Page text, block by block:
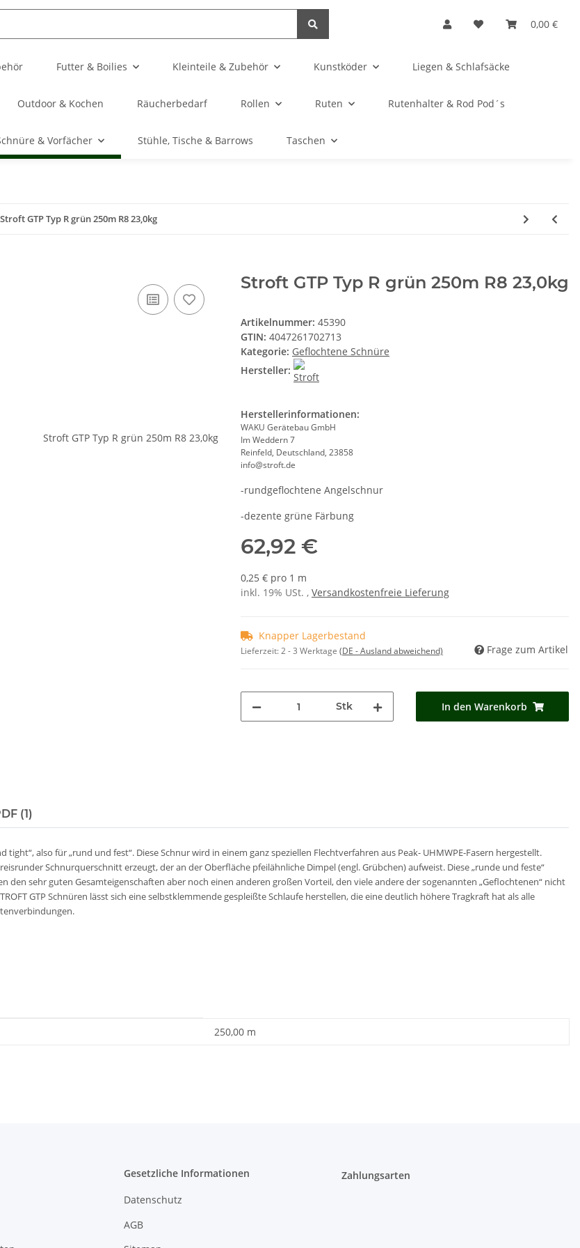
0,00 €
Futter & Boilies Kleinteile & Zubehör Kunstköder Liegen & Schlafsäcke
Outdoor & Kochen Räucherbedarf Rollen Ruten Rutenhalter & Rod Pod´s
& Vorfächer Stühle, Tische & Barrows Taschen
Stroft GTP Typ R grün 250m R8 23,0kg
Stroft GTP Typ R grün 250m R8 23,0kg
Artikelnummer: 45390
GTIN: 4047261702713
Kategorie: Geflochtene Schnüre
Hersteller:
Herstellerinformationen:
WAKU Gerätebau GmbH
Im Weddern 7
Reinfeld, Deutschland, 23858
info@stroft.de
-rundgeflochtene Angelschnur
-dezente grüne Färbung
62,92 €
0,25 € pro 1 m
inkl. 19% USt. , Versandkostenfreie Lieferung
Knapper Lagerbestand
Lieferzeit:2 - 3 Werktage (DE - Ausland abweichend) Frage zum Artikel
Stk In den Warenkorb
(1)
tight“, also für „rund und fest“. Diese Schnur wird in einem ganz speziellen Flechtverfahren aus Peak- UHMWPE-Fasern hergestellt.
Schnurquerschnitt erzeugt, der an der Oberfläche pfeilähnliche Dimpel (engl. Grübchen) aufweist. Diese „runde und feste“
den sehr guten Gesamteigenschaften aber noch einen anderen großen Vorteil, den viele andere der sogenannten „Geflochtenen“ nicht
GTP Schnüren lässt sich eine selbstklemmende gespleißte Schlaufe herstellen, die eine deutlich höhere Tragkraft hat als alle
250,00 m
Gesetzliche Informationen
Datenschutz
AGB
Zahlungsarten